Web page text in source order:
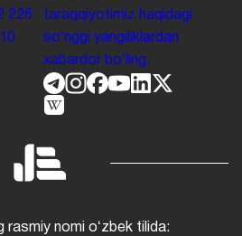
226
taraqqiyotimiz haqidagi
soʻnggi yangiliklardan
xabardor boʻling.
rasmiy nomi oʻzbek tilida: